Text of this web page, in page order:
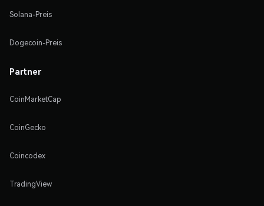
Solana-Preis
Dogecoin-Preis
Partner
CoinMarketCap
CoinGecko
Coincodex
TradingView